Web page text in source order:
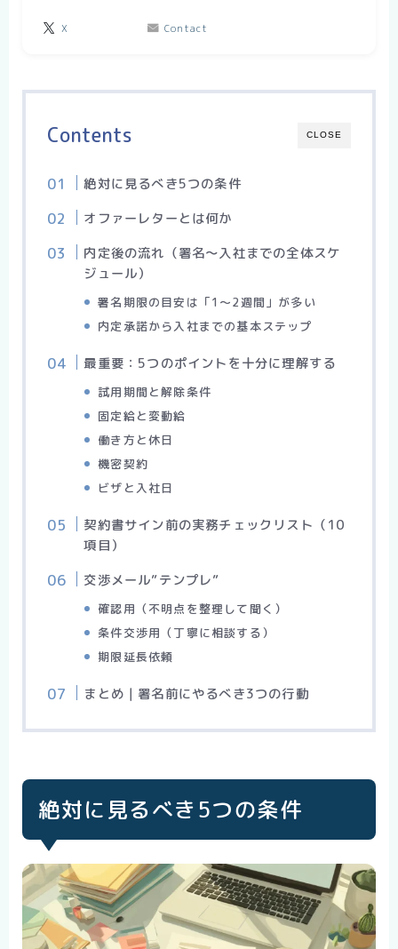
X Contact
CLOSE
Contents
絶対に見るべき5つの条件
オファーレターとは何か
内定後の流れ（署名〜入社までの全体スケ
ジュール）
署名期限の目安は「1〜2週間」が多い
内定承諾から入社までの基本ステップ
最重要：5つのポイントを十分に理解する
試用期間と解除条件
固定給と変動給
働き方と休日
機密契約
ビザと入社日
契約書サイン前の実務チェックリスト（10
項目）
交渉メール”テンプレ”
確認用（不明点を整理して聞く）
条件交渉用（丁寧に相談する）
期限延長依頼
まとめ｜署名前にやるべき3つの行動
絶対に見るべき5つの条件